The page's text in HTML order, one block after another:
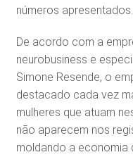
números apresentados.
De acordo com a
neurobusiness e
Simone Resende, o
destacado cada vez
mulheres que atuam
não aparecem nos
moldando a economia